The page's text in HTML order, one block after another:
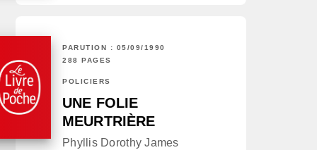
PARUTION : 05/09/1990
288 PAGES
POLICIERS
UNE FOLIE
MEURTRIÈRE
Phyllis Dorothy James